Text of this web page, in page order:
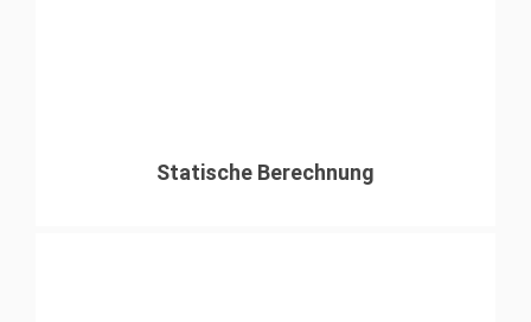
Statische Berechnung